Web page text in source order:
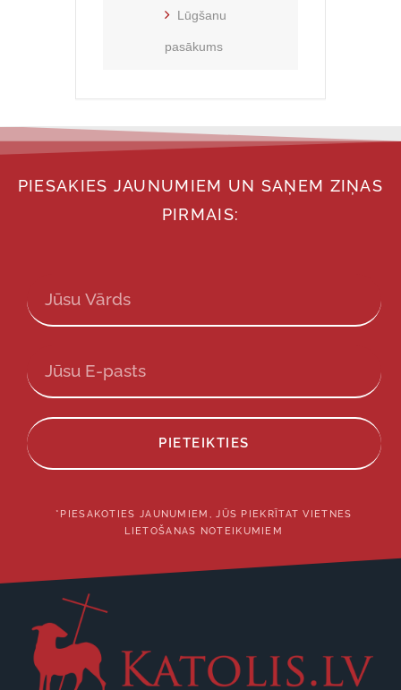
Lūgšanu
pasākums
PIESAKIES JAUNUMIEM UN SAŅEM ZIŅAS
PIRMAIS:
PIETEIKTIES
*PIESAKOTIES JAUNUMIEM, JŪS PIEKRĪTAT VIETNES
LIETOŠANAS NOTEIKUMIEM